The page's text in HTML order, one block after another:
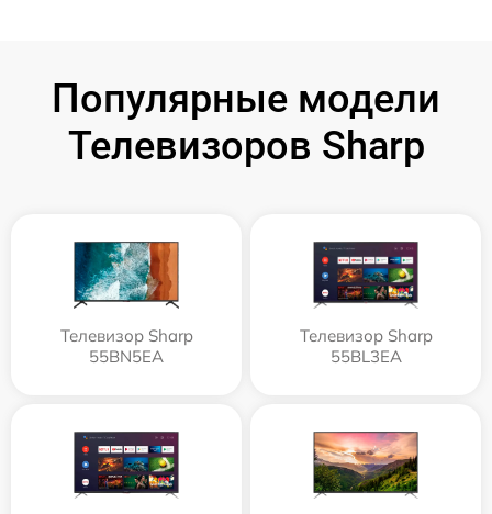
Популярные модели
Телевизоров Sharp
Телевизор Sharp
55BN5EA
Телевизор Sharp
55BL3EA